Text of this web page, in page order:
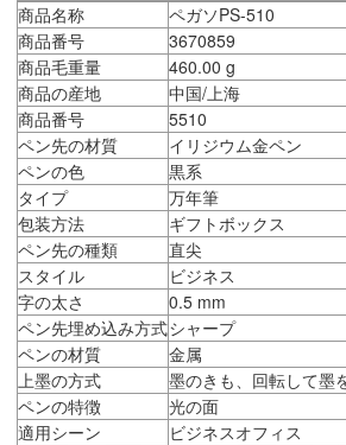
商品名称
ペガソPS-510
商品番号
3670859
商品毛重量
460.00 g
商品の産地
中国/上海
商品番号
5510
ペン先の材質
イリジウム金ペン
ペンの色
黒系
タイプ
万年筆
包装方法
ギフトボックス
ペン先の種類
直尖
スタイル
ビジネス
字の太さ
0.5 mm
ペン先埋め込み方式シャープ
ペンの材質
金属
上墨の方式
墨のきも、回転して墨
ペンの特徴
光の面
適用シーン
ビジネスオフィス